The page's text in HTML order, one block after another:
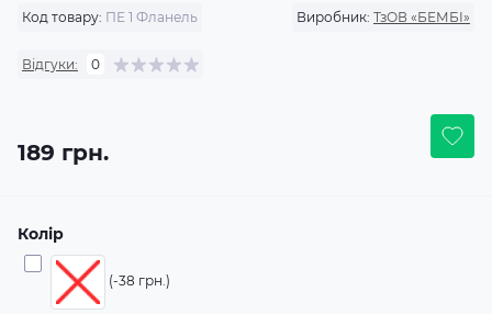
Код товару: ПЕ 1 Фланель Виробник: ТзОВ «БЕМБІ»
Відгуки: 0
189 грн.
Колір
(-38 грн.)